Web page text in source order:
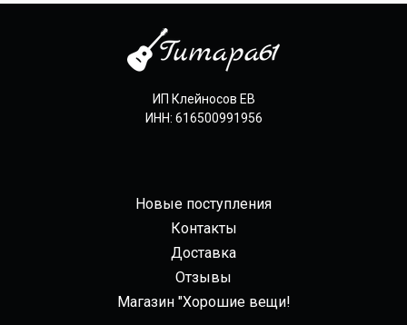
ИП Клейносов ЕВ
ИНН: 616500991956
Новые поступления
Контакты
Доставка
Отзывы
Магазин "Хорошие вещи!